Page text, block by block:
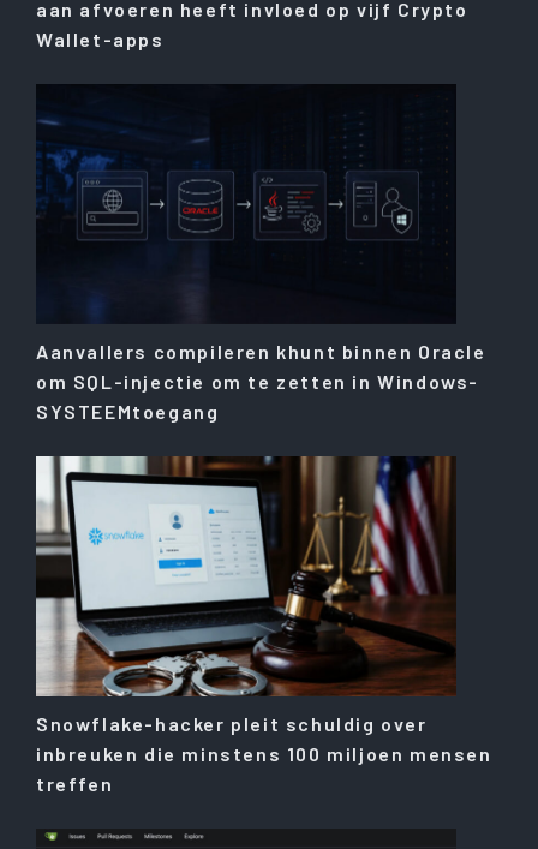
aan afvoeren heeft invloed op vijf Crypto
Wallet-apps
Aanvallers compileren khunt binnen Oracle
om SQL-injectie om te zetten in Windows-
SYSTEEMtoegang
Snowflake-hacker pleit schuldig over
inbreuken die minstens 100 miljoen mensen
treffen